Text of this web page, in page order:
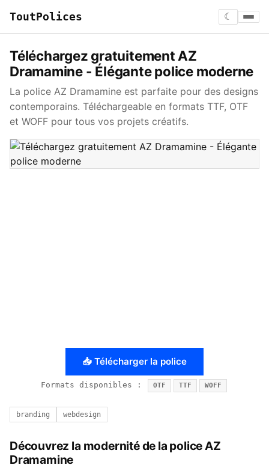
ToutPolices ☾
Téléchargez gratuitement AZ
Dramamine - Élégante police moderne
La police AZ Dramamine est parfaite pour des designs
contemporains. Téléchargeable en formats TTF, OTF
et WOFF pour tous vos projets créatifs.
📥 Télécharger la police
Formats disponibles : OTF TTF WOFF
branding webdesign
Découvrez la modernité de la police AZ
Dramamine